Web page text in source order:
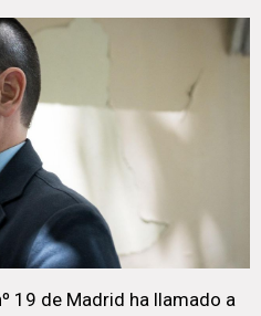
19 de Madrid ha llamado a